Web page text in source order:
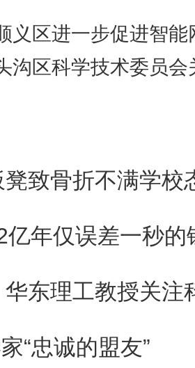
促进智能网联新能源汽车产业高质量发展的
《关于支持和服务高新技术企业高质量发展的若干措施》2025年度支持资金兑
“忠诚的盟友”